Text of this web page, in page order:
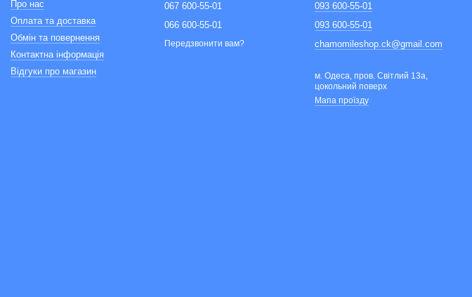
Про нас
Оплата та доставка
Обмін та повернення
Контактна інформація
Відгуки про магазин
067 600-55-01
066 600-55-01
Передзвонити вам?
093 600-55-01
093 600-55-01
chamomileshop.ck@gmail.com
м. Одеса, пров. Світлий 13а,
цокольний поверх
Мапа проїзду